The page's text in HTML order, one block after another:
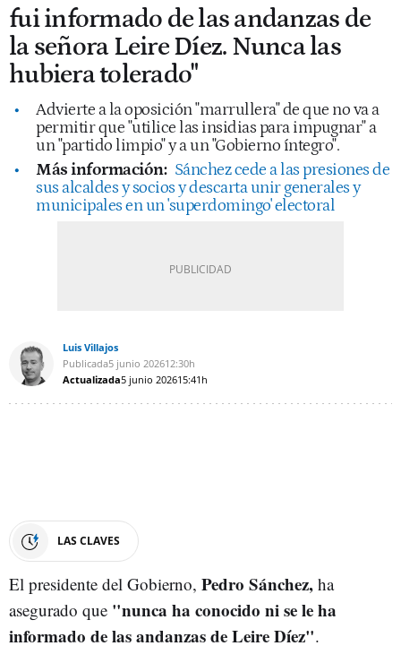
fui informado de las andanzas de
la señora Leire Díez. Nunca las
hubiera tolerado"
Advierte a la oposición "marrullera" de que no va a
permitir que "utilice las insidias para impugnar" a
un "partido limpio" y a un "Gobierno íntegro".
Más información: Sánchez cede a las presiones de
sus alcaldes y socios y descarta unir generales y
municipales en un 'superdomingo' electoral
Luis Villajos
Publicada5 junio 202612:30h
Actualizada5 junio 202615:41h
LAS CLAVES
El presidente del Gobierno, Pedro Sánchez, ha
asegurado que "nunca ha conocido ni se le ha
informado de las andanzas de Leire Díez".